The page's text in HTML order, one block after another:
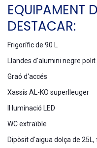
EQUIPAMENT
DESTACAR:
Frigorífic de 90 L
Llandes d'alumini negre polit
Graó d'accés
Xassís AL-KO superlleuger
Il·luminació LED
WC extraïble
Dipòsit d'aigua dolça de 25L,